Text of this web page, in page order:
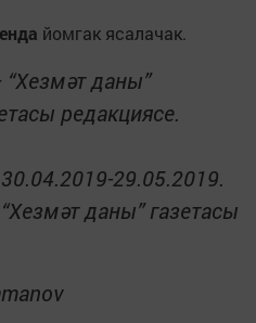
йомгак ясалачак.
даны”
редакциясе.
29.05.2019.
даны” газетасы